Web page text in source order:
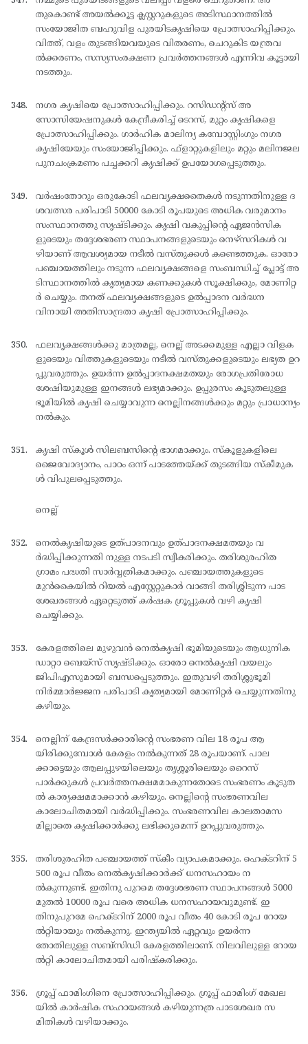
തുകൊണ്ട് അയല്‍ക്കൂട്ട ക്ലസ്റ്ററുകളുടെ അടിസ്ഥാനത്തില്‍
സംയോജിത ബഹുവിള പുരയിടകൃഷിയെ പ്രോത്സാഹിപ്പിക്കും.
വിത്ത്, വളം തുടങ്ങിയവയുടെ വിതരണം, ചെറുകിട യന്ത്രവ
ല്‍ക്കരണം, സസ്യസംരക്ഷണ പ്രവര്‍ത്തനങ്ങള്‍ എന്നിവ കൂട്ടായി
നടത്തും.
നഗര കൃഷിയെ പ്രോത്സാഹിപ്പിക്കും. റസിഡന്റ്സ് അ
സോസിയേഷനുകള്‍ കേന്ദ്രീകരിച്ച് ടെറസ്, മുറ്റം കൃഷികളെ
പ്രോത്സാഹിപ്പിക്കും. ഗാര്‍ഹിക മാലിന്യ കമ്പോസ്റ്റിംഗും നഗര
കൃഷിയേയും സംയോജിപ്പിക്കും. ഫ്ളാറ്റുകളിലും മറ്റും മലിനജല
പുനചംക്രമണം പച്ചക്കറി കൃഷിക്ക് ഉപയോഗപ്പെടുത്തും.
വര്‍ഷംതോറും ഒരുകോടി ഫലവൃക്ഷതൈകള്‍ നടുന്നതിനുള്ള ദ
ശവത്സര പരിപാടി 50000 കോടി രൂപയുടെ അധിക വരുമാനം
സംസ്ഥാനത്തു സൃഷ്ടിക്കും. കൃഷി വകുപ്പിന്റെ ഏജന്‍സിക
ളുടെയും തദ്ദേശഭരണ സ്ഥാപനങ്ങളുടെയും നെഴ്സറികള്‍ വ
ഴിയാണ് ആവശ്യമായ നടീല്‍ വസ്തുക്കള്‍ കണ്ടെത്തുക. ഓരോ
പഞ്ചായത്തിലും നടുന്ന ഫലവൃക്ഷങ്ങളെ സംബന്ധിച്ച് പ്ലോട്ട് അ
ടിസ്ഥാനത്തില്‍ കൃത്യമായ കണക്കുകള്‍ സൂക്ഷിക്കും, മോണിറ്റ
ര്‍ ചെയ്യും. തനത് ഫലവൃക്ഷങ്ങളുടെ ഉല്‍പ്പാദന വര്‍ദ്ധന
വിനായി അതിസാന്ദ്രതാ കൃഷി പ്രോത്സാഹിപ്പിക്കും.
ഫലവൃക്ഷങ്ങള്‍ക്കു മാത്രമല്ല, നെല്ല് അടക്കമുള്ള എല്ലാ വിളക
ളുടെയും വിത്തുകളുടെയും നടീല്‍ വസ്തുക്കളുടെയും ലഭ്യത ഉറ
പ്പുവരുത്തും. ഉയര്‍ന്ന ഉല്‍പ്പാദനക്ഷമതയും രോഗപ്രതിരോധ
ശേഷിയുമുള്ള ഇനങ്ങള്‍ ലഭ്യമാക്കും. ഉപ്പുരസം കൂടുതലുള്ള
ഭൂമിയില്‍ കൃഷി ചെയ്യാവുന്ന നെല്ലിനങ്ങള്‍ക്കും മറ്റും പ്രാധാന്യം
നല്‍കും.
കൃഷി സ്കൂള്‍ സിലബസിന്റെ ഭാഗമാക്കും. സ്കൂളുകളിലെ
ജൈവോദ്യാനം, പാഠം ഒന്ന് പാടത്തേയ്ക്ക് തുടങ്ങിയ സ്കീമുക
ള്‍ വിപുലപ്പെടുത്തും.
നെല്ല്
നെല്‍കൃഷിയുടെ ഉത്പാദനവും ഉത്പാദനക്ഷമതയും വ
ര്‍ദ്ധിപ്പിക്കുന്നതി നുള്ള നടപടി സ്വീകരിക്കും. തരിശുരഹിത
ഗ്രാമം പദ്ധതി സാര്‍വ്വത്രികമാക്കും. പഞ്ചായത്തുകളുടെ
മുന്‍കൈയില്‍ റിയല്‍ എസ്റ്റേറ്റുകാര്‍ വാങ്ങി തരിശ്ശിടുന്ന പാട
ശേഖരങ്ങള്‍ ഏറ്റെടുത്ത് കര്‍ഷക ഗ്രൂപ്പുകള്‍ വഴി കൃഷി
ചെയ്യിക്കും.
കേരളത്തിലെ മുഴുവന്‍ നെല്‍കൃഷി ഭൂമിയുടെയും ആധുനിക
ഡാറ്റാ ബെയ്സ് സൃഷ്ടിക്കും. ഓരോ നെല്‍കൃഷി വയലും
ജിപിഎസുമായി ബന്ധപ്പെടുത്തും. ഇതുവഴി തരിശ്ശുഭൂമി
നിര്‍മ്മാര്‍ജ്ജന പരിപാടി കൃത്യമായി മോണിറ്റര്‍ ചെയ്യുന്നതിനു
കഴിയും.
നെല്ലിന് കേന്ദ്രസര്‍ക്കാരിന്റെ സംഭരണ വില 18 രൂപ ആ
യിരിക്കുമ്പോള്‍ കേരളം നല്‍കുന്നത് 28 രൂപയാണ്. പാല
ക്കാട്ടെയും ആലപ്പുഴയിലെയും തൃശ്ശൂരിലെയും റൈസ്
പാര്‍ക്കുകള്‍ പ്രവര്‍ത്തനക്ഷമമാകുന്നതോടെ സംഭരണം കൂടുത
ല്‍ കാര്യക്ഷമമാക്കാന്‍ കഴിയും. നെല്ലിന്റെ സംഭരണവില
കാലോചിതമായി വര്‍ദ്ധിപ്പിക്കും. സംഭരണവില കാലതാമസ
മില്ലാതെ കൃഷിക്കാര്‍ക്കു ലഭിക്കുമെന്ന് ഉറപ്പുവരുത്തും.
തരിശുരഹിത പഞ്ചായത്ത് സ്കീം വ്യാപകമാക്കും. ഹെക്ടറിന് 5
500 രൂപ വീതം നെല്‍കൃഷിക്കാര്‍ക്ക് ധനസഹായം ന
ല്‍കുന്നുണ്ട്. ഇതിനു പുറമെ തദ്ദേശഭരണ സ്ഥാപനങ്ങള്‍ 5000
മുതല്‍ 10000 രൂപ വരെ അധിക ധനസഹായവുമുണ്ട്. ഇ
തിനുപുറമേ ഹെക്ടറിന് 2000 രൂപ വീതം 40 കോടി രൂപ റോയ
ല്‍റ്റിയായും നല്‍കുന്നു. ഇന്ത്യയില്‍ ഏറ്റവും ഉയര്‍ന്ന
തോതിലുള്ള സബ്സിഡി കേരളത്തിലാണ്. നിലവിലുള്ള റോയ
ല്‍റ്റി കാലോചിതമായി പരിഷ്കരിക്കും.
ഗ്രൂപ്പ് ഫാമിംഗിനെ പ്രോത്സാഹിപ്പിക്കും. ഗ്രൂപ്പ് ഫാമിംഗ് മേഖല
യില്‍ കാര്‍ഷിക സഹായങ്ങള്‍ കഴിയുന്നത്ര പാടശേഖര സ
മിതികള്‍ വഴിയാക്കും.